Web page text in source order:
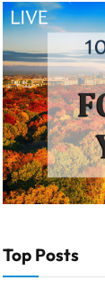
Top Posts